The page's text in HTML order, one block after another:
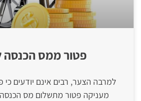
פטור ממס הכנסה
למרבה הצער, רבים אינם יודעים
מעניקה פטור מתשלום מס הכנסה